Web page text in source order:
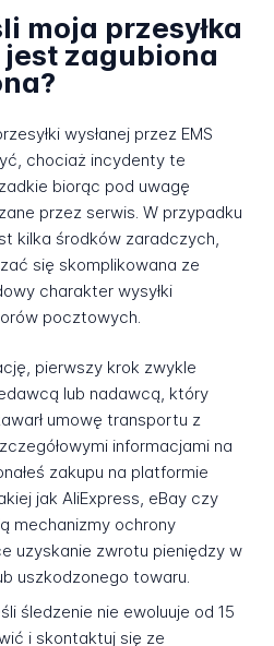
moja przesyłka
jest zagubiona
wysłanej przez EMS
chociaż incydenty te
biorąc pod uwagę
przez serwis. W przypadku
kilka środków zaradczych,
się skomplikowana ze
charakter wysyłki
pocztowych.
pierwszy krok zwykle
lub nadawcą, który
umowę transportu z
informacjami na
zakupu na platformie
jak AliExpress, eBay czy
mechanizmy ochrony
uzyskanie zwrotu pieniędzy w
uszkodzonego towaru.
śledzenie nie ewoluuje od 15
i skontaktuj się ze